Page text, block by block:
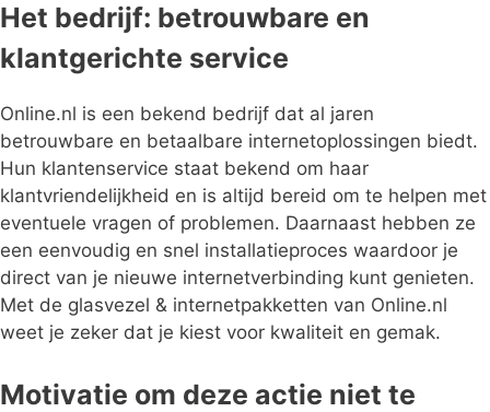
Het bedrijf: betrouwbare en
klantgerichte service
Online.nl is een bekend bedrijf dat al jaren
betrouwbare en betaalbare internetoplossingen biedt.
Hun klantenservice staat bekend om haar
klantvriendelijkheid en is altijd bereid om te helpen met
eventuele vragen of problemen. Daarnaast hebben ze
een eenvoudig en snel installatieproces waardoor je
direct van je nieuwe internetverbinding kunt genieten.
Met de glasvezel & internetpakketten van Online.nl
weet je zeker dat je kiest voor kwaliteit en gemak.
Motivatie om deze actie niet te